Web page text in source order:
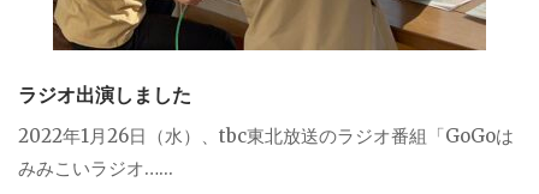
ラジオ出演しました
2022年1月26日（水）、tbc東北放送のラジオ番組「GoGoは
みみこいラジオ…...